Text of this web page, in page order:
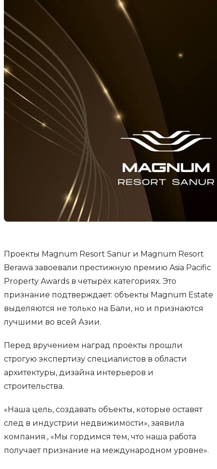
Проекты Magnum Resort Sanur и Magnum Resort
Berawa завоевали престижную премию Asia Pacific
Property Awards в четырёх категориях. Это
признание подтверждает: объекты Magnum Estate
выделяются не только на Бали, но и признаются
лучшими во всей Азии.
Перед вручением наград проекты прошли
строгую экспертизу специалистов в области
архитектуры, дизайна интерьеров и
строительства.
«Наша цель, создавать объекты, которые оставят
след в индустрии недвижимости», заявила
компания., «Мы гордимся тем, что наша работа
получает признание на международном уровне».